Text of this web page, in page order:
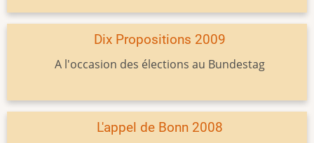
Dix Propositions 2009
A l'occasion des élections au Bundestag
L'appel de Bonn 2008